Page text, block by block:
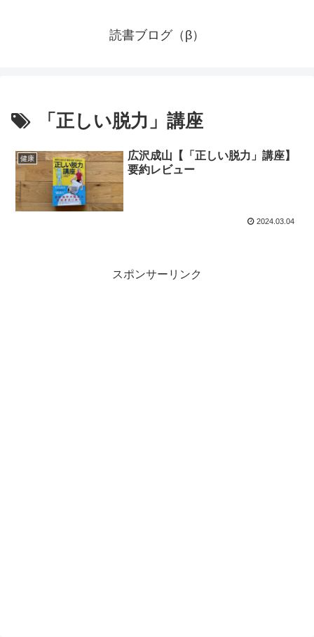
読書ブログ（β）
「正しい脱力」講座
健康
広沢成山【「正しい脱力」講座】
要約レビュー
2024.03.04
スポンサーリンク